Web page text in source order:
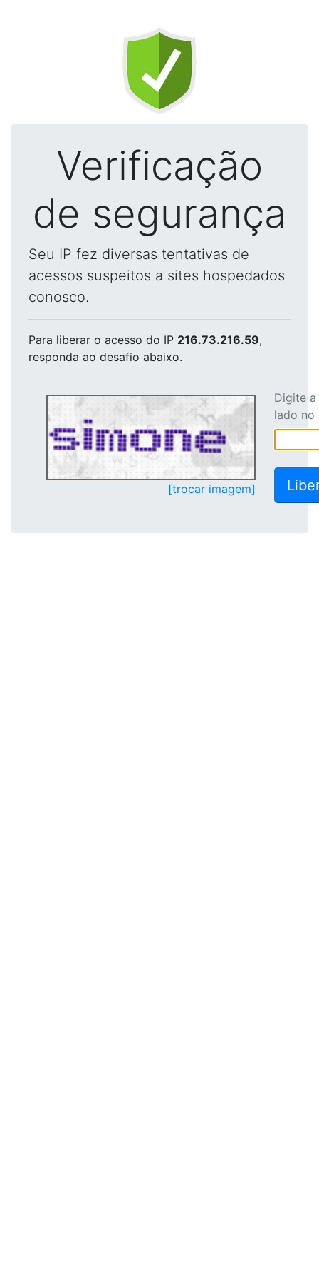
Verificação
de segurança
Seu IP fez diversas tentativas de
acessos suspeitos a sites hospedados
conosco.
Para liberar o acesso do IP 216.73.216.59,
responda ao desafio abaixo.
[trocar imagem]
Digite
lado no